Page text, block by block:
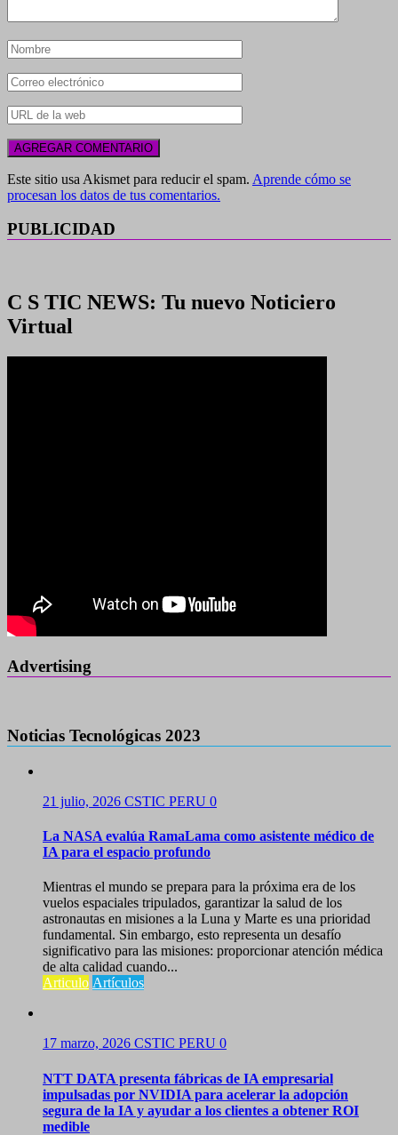
Este sitio usa Akismet para reducir el spam. Aprende cómo se
procesan los datos de tus comentarios.
PUBLICIDAD
C S TIC NEWS: Tu nuevo Noticiero
Virtual
Advertising
Noticias Tecnológicas 2023
21 julio, 2026 CSTIC PERU 0
La NASA evalúa RamaLama como asistente médico de
IA para el espacio profundo
Mientras el mundo se prepara para la próxima era de los
vuelos espaciales tripulados, garantizar la salud de los
astronautas en misiones a la Luna y Marte es una prioridad
fundamental. Sin embargo, esto representa un desafío
significativo para las misiones: proporcionar atención médica
de alta calidad cuando...
Articulo Artículos
17 marzo, 2026 CSTIC PERU 0
NTT DATA presenta fábricas de IA empresarial
impulsadas por NVIDIA para acelerar la adopción
segura de la IA y ayudar a los clientes a obtener ROI
medible